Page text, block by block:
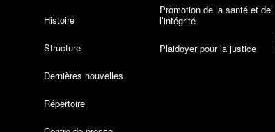
Histoire
Structure
Dernières nouvelles
Répertoire
Promotion de la santé et de
l’intégrité
Plaidoyer pour la justice